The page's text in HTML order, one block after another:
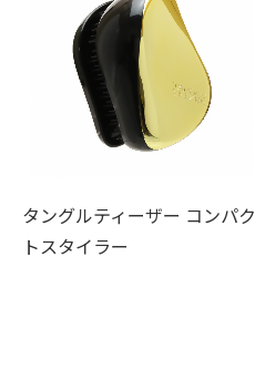
タングルティーザー コンパク
トスタイラー